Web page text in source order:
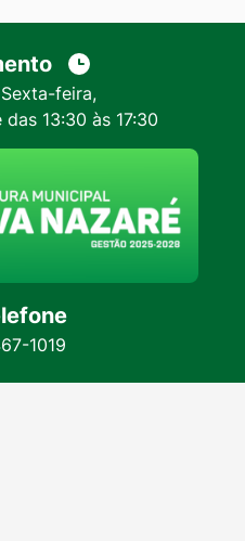
feira,
das 13:30 às 17:30
1019